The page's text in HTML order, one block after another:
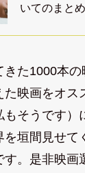
いてのまと
きた1000本
た映画をオス
もそうです）
を垣間見せて
す。是非映